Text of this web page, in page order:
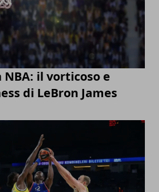
il vorticoso e
di LeBron James